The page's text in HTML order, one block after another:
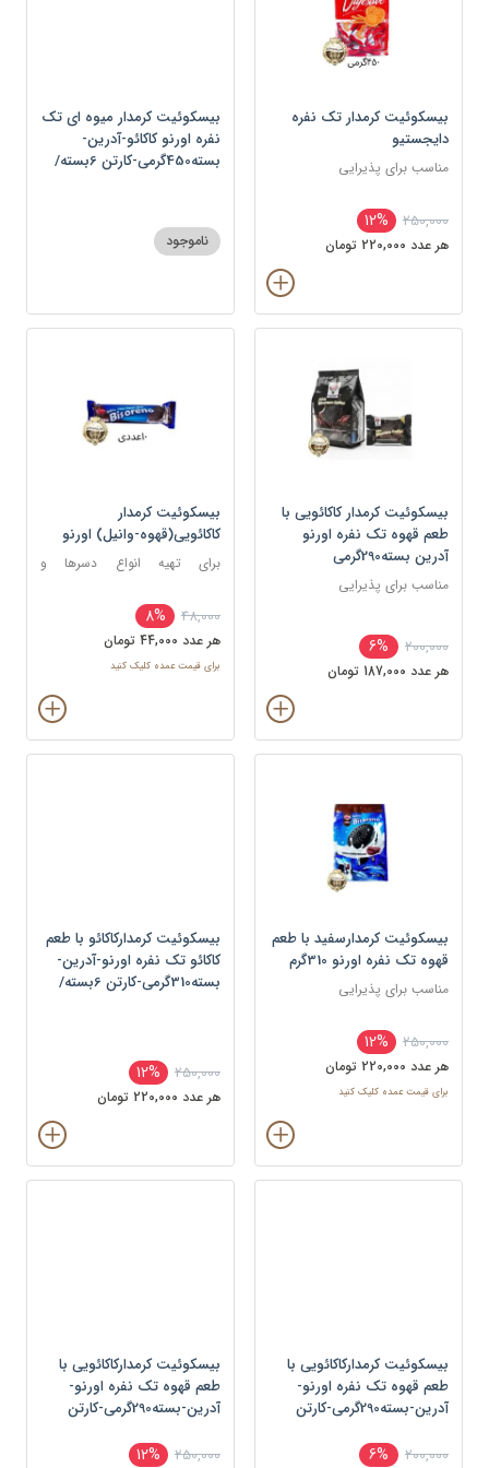
بیسکوئیت کرمدار تک نفره
دایجستیو
مناسب برای پذیرایی
250,000
12%
هر عدد 220,000 تومان
بیسکوئیت کرمدار میوه ای تک
نفره اورنو کاکائو-آدرین-
بسته450گرمی-کارتن 6بسته/
ناموجود
بیسکوئیت کرمدار کاکائویی با
طعم قهوه تک نفره اورنو
آدرین بسته290گرمی
مناسب برای پذیرایی
200,000
6%
هر عدد 187,000 تومان
بیسکوئیت کرمدار
کاکائویی(قهوه-وانیل) اورنو
برای تهیه انواع دسرها و
شیک، موس و اسموتی
48,000
8%
هر عدد 44,000 تومان
برای قیمت عمده کلیک کنید
بیسکوئیت کرمدارسفید با طعم
قهوه تک نفره اورنو 310گرم
مناسب برای پذیرایی
250,000
12%
هر عدد 220,000 تومان
برای قیمت عمده کلیک کنید
بیسکوئیت کرمدارکاکائو با طعم
کاکائو تک نفره اورنو-آدرین-
بسته310گرمی-کارتن 6بسته/
250,000
12%
هر عدد 220,000 تومان
بیسکوئیت کرمدارکاکائویی با
طعم قهوه تک نفره اورنو-
آدرین-بسته290گرمی-کارتن
200,000
6%
بیسکوئیت کرمدارکاکائویی با
طعم قهوه تک نفره اورنو-
آدرین-بسته290گرمی-کارتن
250,000
12%